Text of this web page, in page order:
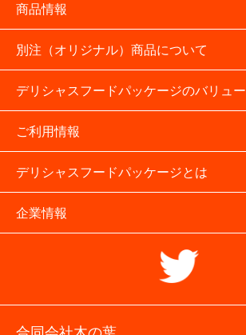
商品情報
別注（オリジナル）商品について
デリシャスフードパッケージのバリュー
ご利用情報
デリシャスフードパッケージとは
企業情報